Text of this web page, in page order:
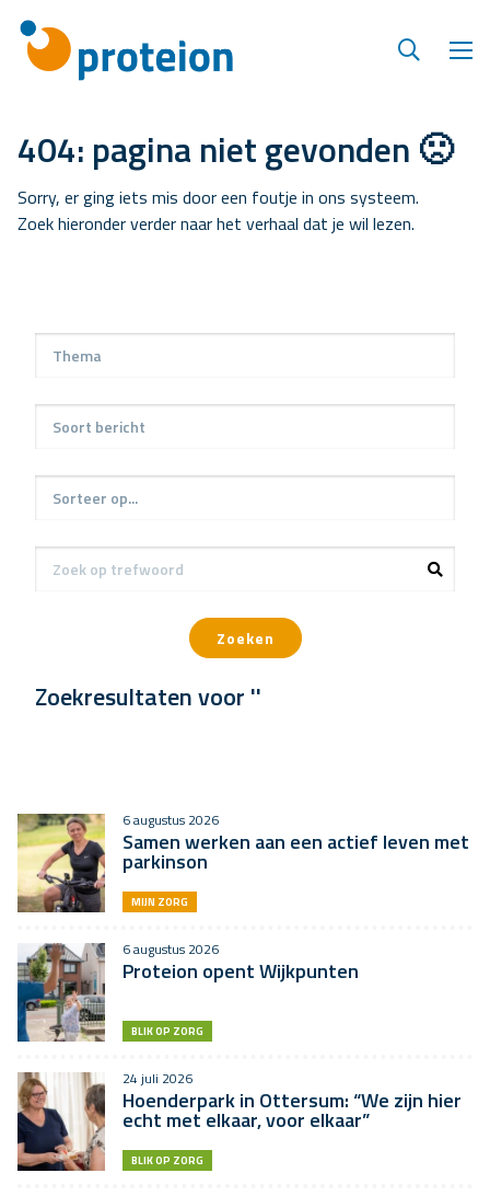
404: pagina niet gevonden 🙁
Sorry, er ging iets mis door een foutje in ons systeem.
Zoek hieronder verder naar het verhaal dat je wil lezen.
Zoeken
Zoekresultaten voor ''
6 augustus 2026
Samen werken aan een actief leven met
parkinson
MIJN ZORG
6 augustus 2026
Proteion opent Wijkpunten
BLIK OP ZORG
24 juli 2026
Hoenderpark in Ottersum: “We zijn hier
echt met elkaar, voor elkaar”
BLIK OP ZORG